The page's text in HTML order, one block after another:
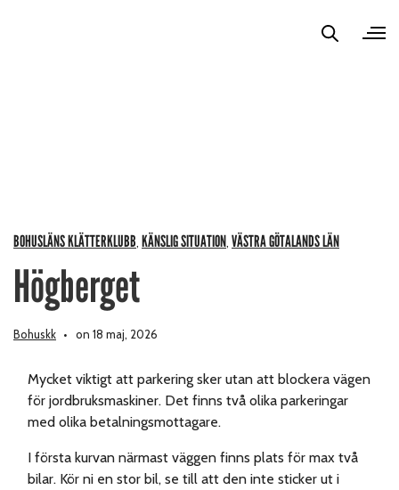
BOHUSLÄNS KLÄTTERKLUBB KÄNSLIG SITUATION VÄSTRA GÖTALANDS LÄN
Högberget
Bohuskk on 18 maj, 2026
Mycket viktigt att parkering sker utan att blockera vägen
för jordbruksmaskiner. Det finns två olika parkeringar
med olika betalningsmottagare.
I första kurvan närmast väggen finns plats för max två
bilar. Kör ni en stor bil, se till att den inte sticker ut i